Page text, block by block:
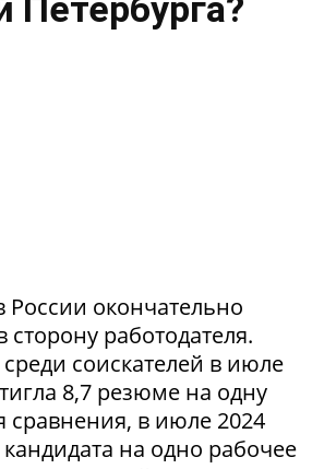
России окончательно
сторону работодателя.
соискателей в июле
8,7 резюме на одну
сравнения, в июле 2024
на одно рабочее